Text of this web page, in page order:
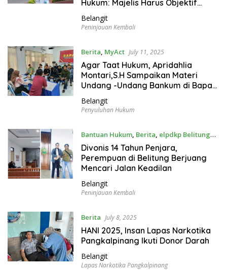
Hukum: Majelis Harus Objektif
Belangit
Peninjauan Kembali
Berita, MyAct July 11, 2025
Agar Taat Hukum, Apridahlia
Montari,S.H Sampaikan Materi
Undang -Undang Bankum di Bapas
Belangit
Penyuluhan Hukum
Bantuan Hukum, Berita, elpdkp Belitung
July 10, 2025
Divonis 14 Tahun Penjara,
Perempuan di Belitung Berjuang
Mencari Jalan Keadilan
Belangit
Peninjauan Kembali
Berita July 8, 2025
HANI 2025, Insan Lapas Narkotika
Pangkalpinang Ikuti Donor Darah
Belangit
Lapas Narkotika Pangkalpinang